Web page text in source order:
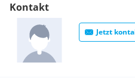
Kontakt
Jetzt